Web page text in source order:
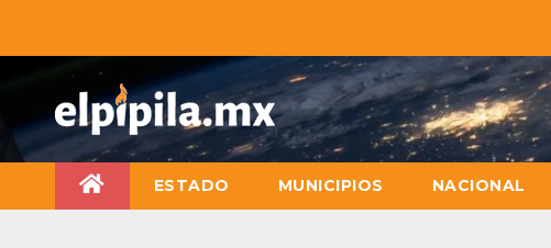
ESTADO MUNICIPIOS NACIONAL